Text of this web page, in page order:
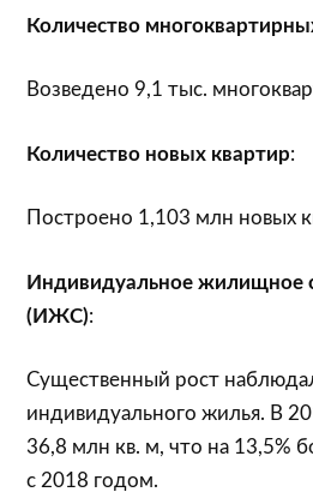
Количество
Возведено 9,1 тыс.
Количество новых квартир:
Построено 1,103 млн новых
Индивидуальное жилищное
(ИЖС):
Существенный рост
индивидуального жилья. В
36,8 млн кв. м, что на 13,5%
с 2018 годом.